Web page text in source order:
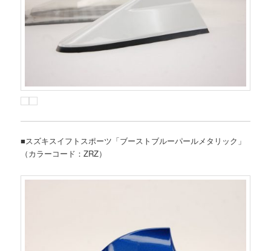
■スズキスイフトスポーツ「ブーストブルーパールメタリック」
（カラーコード：ZRZ）